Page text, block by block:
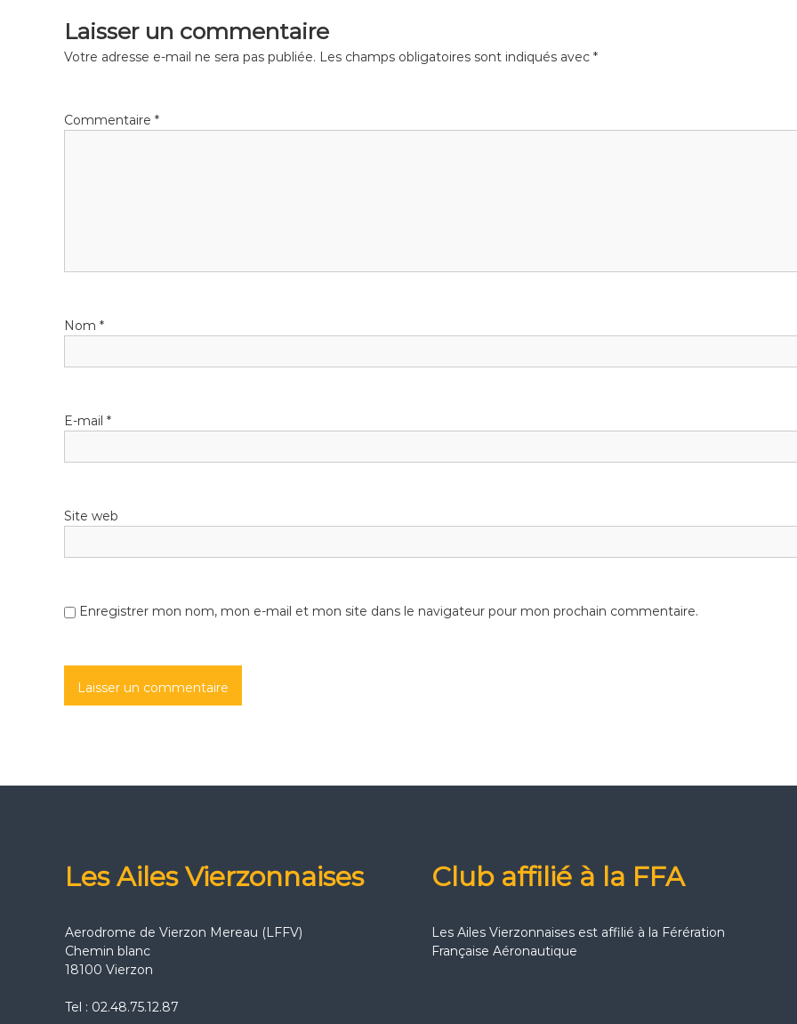
v
i
o
d
l
’
a
i
c
l
Laisser un commentaire
Votre adresse e-mail ne sera pas publiée. Les champs obligatoires sont indiqués avec *
Commentaire *
Nom *
E-mail *
Site web
Enregistrer mon nom, mon e-mail et mon site dans le navigateur pour mon prochain commentaire.
Les Ailes Vierzonnaises
Aerodrome de Vierzon Mereau (LFFV)
Chemin blanc
18100 Vierzon
Tel : 02.48.75.12.87
Club affilié à la FFA
Les Ailes Vierzonnaises est affilié à la Férération
Française Aéronautique